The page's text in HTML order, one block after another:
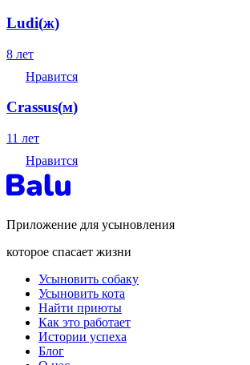
Ludi(ж)
8 лет
Нравится
Crassus(м)
11 лет
Нравится
Приложение для усыновления
которое спасает жизни
Усыновить собаку
Усыновить кота
Найти приюты
Как это работает
Истории успеха
Блог